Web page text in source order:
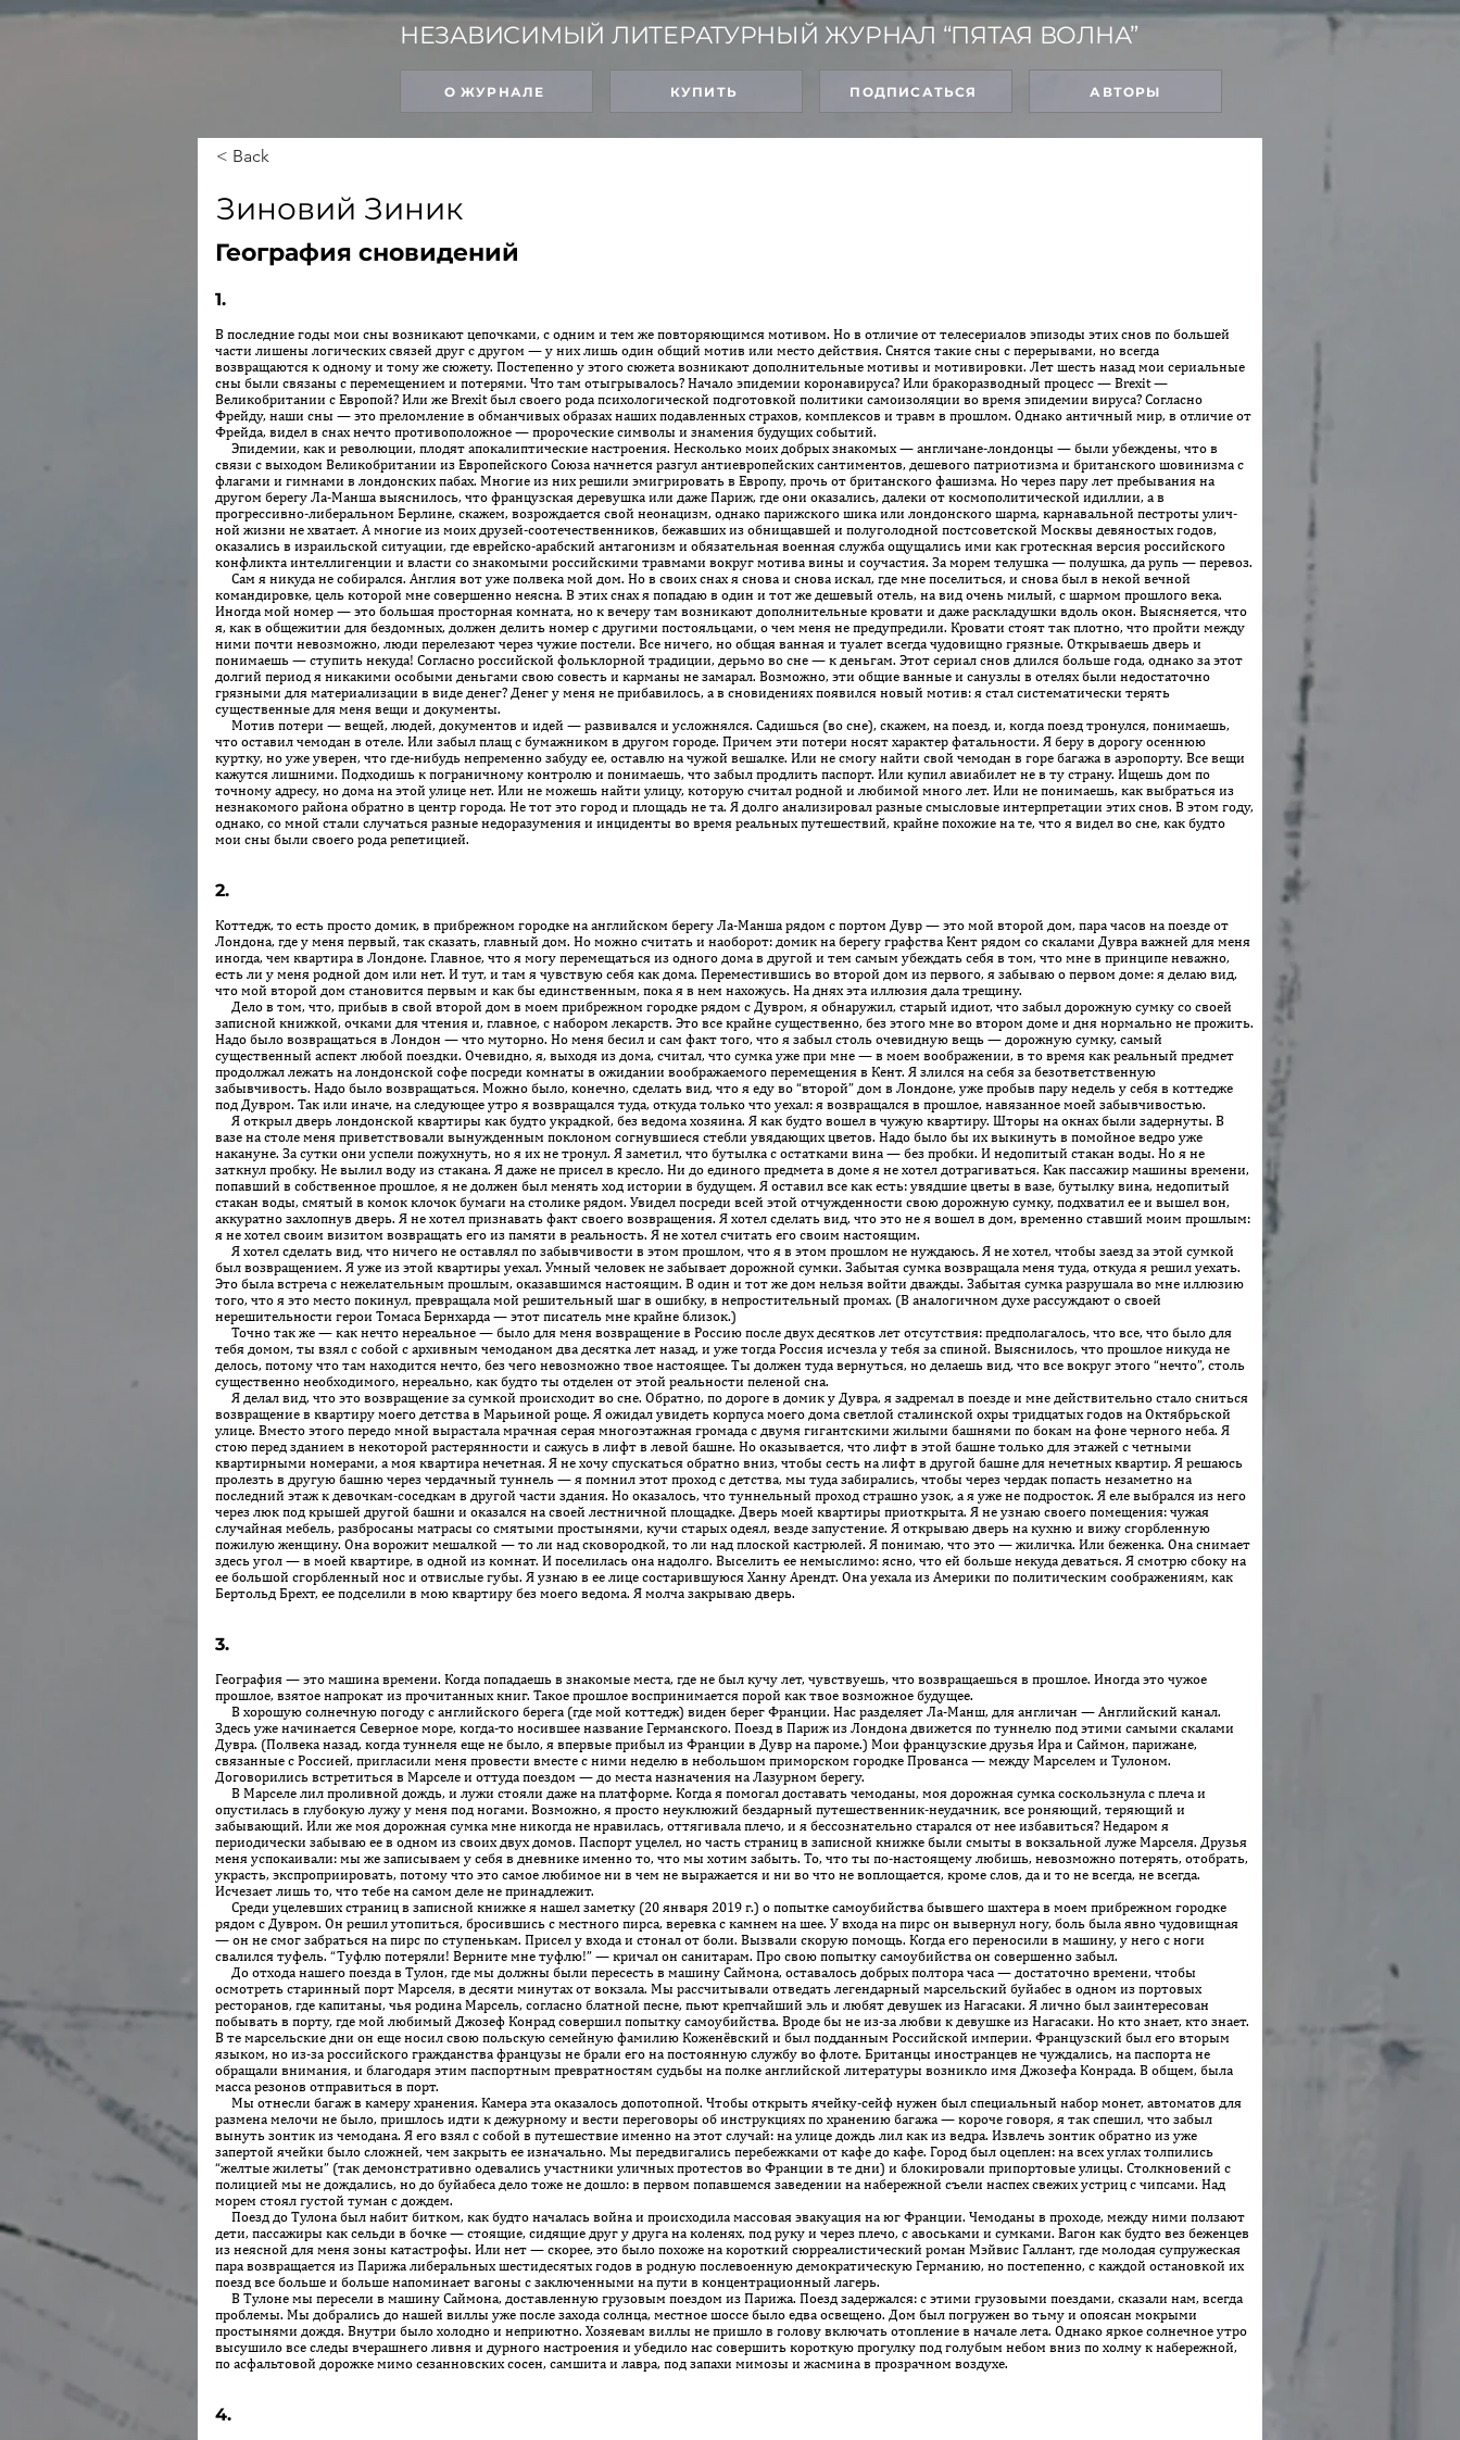
НЕЗАВИСИМЫЙ ЛИТЕРАТУРНЫЙ ЖУРНАЛ “ПЯТАЯ ВОЛНА”
О ЖУРНАЛЕ АВТОРЫ
ПОДПИСАТЬСЯ
КУПИТЬ
< Back
Зиновий Зиник
География сновидений
1.
В последние годы мои сны возникают цепочками, с одним и тем же повторяющимся мотивом. Но в отличие от телесериалов эпизоды этих снов по большей
части лишены логических связей друг с дру­гом — у них лишь один общий мотив или место действия. Снятся такие сны с перерывами, но всегда
возвращаются к одному и тому же сюжету. Постепенно у этого сюжета возникают дополнительные мотивы и мотивировки. Лет шесть назад мои сериальные
сны были связаны с перемещением и потерями. Что там отыгрывалось? Начало эпидемии коронавируса? Или бракоразводный процесс — Brexit —
Великобритании с Европой? Или же Brexit был своего рода психологической подготовкой политики самоизоляции во время эпидемии вируса? Согласно
Фрейду, наши сны — это преломление в обманчивых образах нашиx подавленных страхов, комплексов и травм в прошлом. Однако античный мир, в отличие от
Фрейда, видел в снах нечто противоположное — пророческие символы и знамения будущих событий.
Эпидемии, как и революции, плодят апокалиптические на­строения. Несколько моих добрых знакомых — англичане-лондон­цы — были убеждены, что в
связи с выходом Великобритании из Ев­ро­пейского Союза начнется разгул антиевропейских сантиментов, дешевого патриотизма и британского шовинизма с
флагами и гимнами в лондонских пабах. Многие из них решили эмигрировать в Европу, прочь от британского фашизма. Но через пару лет пребывания на
другом берегу Ла-Манша выяснилось, что фран­цузская деревушка или даже Париж, где они оказались, далеки от космополитической идиллии, а в
прогрессивно-либеральном Берлине, скажем, возрождается свой неонацизм, однако париж­ского шика или лондонского шарма, карнавальной пестроты улич­
ной жизни не хватает. А многие из моих друзей-соотечественников, бежавших из обнищавшей и полуголодной постсоветской Москвы девяностых годов,
оказались в израильской ситуации, где еврейско-арабский антагонизм и обязательная военная служба ощущались ими как гротескная версия российского
конфликта интеллигенции и власти со знакомыми российскими травмами вокруг мотива вины и соучастия. За морем телушка — полушка, да рупь — перевоз.
Сам я никуда не собирался. Англия вот уже полвека мой дом. Но в своих снах я снова и снова искал, где мне поселиться, и снова был в некой вечной
командировке, цель которой мне совершен­но неясна. В этих снах я попадаю в один и тот же дешевый отель, на вид очень милый, с шармом прошлого века.
Иногда мой номер — это большая просторная комната, но к вечеру там возникают дополнительные кровати и даже раскладушки вдоль окон. Выясняется, что
я, как в общежитии для бездомных, должен делить номер с другими постояльцами, о чем меня не предупредили. Кровати стоят так плотно, что пройти между
ними почти невозможно, люди перелезают через чужие постели. Все ничего, но общая ванная и туалет всегда чудовищно грязные. Открываешь дверь и
понимаешь — ступить некуда! Согласно российской фольклорной традиции, дерьмо во сне — к деньгам. Этот сериал снов длился больше года, однако за этот
долгий период я никакими особыми деньгами свою совесть и карманы не замарал. Возможно, эти общие ванные и санузлы в отелях были недостаточно
грязными для материализации в виде денег? Денег у меня не прибавилось, а в сновидениях появился новый мотив: я стал систематически терять
существенные для меня вещи и документы.
Мотив потери — вещей, людей, документов и идей — развивался и усложнялся. Садишься (во сне), скажем, на поезд, и, когда поезд тронулся, понимаешь,
что оставил чемодан в отеле. Или забыл плащ с бумажником в другом городе. Причем эти потери носят характер фатальности. Я беру в дорогу осеннюю
куртку, но уже уверен, что где-нибудь непременно забуду ее, оставлю на чужой вешалке. Или не смогу найти свой чемодан в горе багажа в аэропорту. Все вещи
кажутся лишними. Подходишь к пограничному контролю и понимаешь, что забыл продлить паспорт. Или купил авиабилет не в ту страну. Ищешь дом по
точному адресу, но дома на этой улице нет. Или не можешь найти улицу, которую считал родной и любимой много лет. Или не понимаешь, как выбраться из
незнакомого района обратно в центр города. Не тот это город и площадь не та. Я долго анализировал разные смысловые интерпретации этих снов. В этом году,
однако, со мной стали случаться разные недоразумения и инциденты во время реальных путешествий, крайне похожие на те, что я видел во сне, как будто
мои сны были своего рода репетицией.
2.
Коттедж, то есть просто домик, в прибрежном городке на английском берегу Ла-Манша рядом с портом Дувр — это мой второй дом, пара часов на поезде от
Лондона, где у меня первый, так сказать, главный дом. Но можно считать и наоборот: домик на берегу графства Кент рядом со скалами Дувра важней для меня
иногда, чем квартира в Лондоне. Главное, что я могу перемещаться из одного дома в другой и тем самым убеждать себя в том, что мне в принципе неважно,
есть ли у меня родной дом или нет. И тут, и там я чувствую себя как дома. Переместившись во второй дом из первого, я забываю о первом доме: я делаю вид,
что мой второй дом становится первым и как бы единственным, пока я в нем нахожусь. На днях эта иллюзия дала трещину.
Дело в том, что, прибыв в свой второй дом в моем прибрежном городке рядом с Дувром, я обнаружил, старый идиот, что забыл дорожную сумку со своей
записной книжкой, очками для чтения и, главное, с набором лекарств. Это все крайне существенно, без этого мне во втором доме и дня нормально не прожить.
Надо было возвращаться в Лондон — что муторно. Но меня бесил и сам факт того, что я забыл столь очевидную вещь — дорожную сумку, самый
существенный аспект любой поездки. Очевидно, я, выходя из дома, считал, что сумка уже при мне — в моем воображении, в то время как реальный предмет
продолжал лежать на лондонской софе посреди комнаты в ожидании воображаемого перемещения в Кент. Я злился на себя за безответственную
забывчивость. Надо было возвращаться. Можно было, конечно, сделать вид, что я еду во “второй” дом в Лондоне, уже пробыв пару недель у себя в коттедже
под Дувром. Так или иначе, на следующее утро я возвращался туда, откуда только что уехал: я возвращался в прошлое, навязанное моей забывчивостью.
Я открыл дверь лондонской квартиры как будто украдкой, без ведома хозяина. Я как будто вошел в чужую квартиру. Шторы на окнах были задернуты. В
вазе на столе меня приветствовали вынужденным поклоном согнувшиеся стебли увядающих цветов. Надо было бы их выкинуть в помойное ведро уже
накануне. За сутки они успели пожухнуть, но я их не тронул. Я заметил, что бутылка с остатками вина — без пробки. И недопитый стакан воды. Но я не
заткнул пробку. Не вылил воду из стакана. Я даже не присел в крес­ло. Ни до единого предмета в доме я не хотел дотрагиваться. Как пассажир машины времени,
попавший в собственное прошлое, я не должен был менять ход истории в будущем. Я оставил все как есть: увядшие цветы в вазе, бутылку вина, недопитый
стакан воды, смятый в комок клочок бумаги на столике рядом. Увидел посреди всей этой отчужденности свою дорожную сумку, подхватил ее и вышел вон,
аккуратно захлопнув дверь. Я не хотел признавать факт своего возвращения. Я хотел сделать вид, что это не я вошел в дом, временно ставший моим прошлым:
я не хотел своим визитом возвращать его из памяти в реальность. Я не хотел считать его своим настоящим.
Я хотел сделать вид, что ничего не оставлял по забывчивости в этом прошлом, что я в этом прошлом не нуждаюсь. Я не хотел, чтобы заезд за этой сумкой
был возвращением. Я уже из этой квартиры уехал. Умный человек не забывает дорожной сумки. Забытая сумка возвращала меня туда, откуда я решил уехать.
Это была встреча с нежелательным прошлым, оказавшимся настоящим. В один и тот же дом нельзя войти дважды. Забытая сумка разрушала во мне иллюзию
того, что я это место покинул, превращала мой решительный шаг в ошибку, в непростительный промах. (В аналогичном духе рассуждают о своей
нерешительности герои То­маса Бернхарда — этот писатель мне крайне близок.)
Точно так же — как нечто нереальное — было для меня возвращение в Россию после двух десятков лет отсутствия: предполагалось, что все, что было для
тебя домом, ты взял с собой с архивным чемоданом два десятка лет назад, и уже тогда Россия исчезла у тебя за спиной. Выяснилось, что прошлое никуда не
делось, потому что там находится нечто, без чего невозможно твое настоящее. Ты должен туда вернуться, но делаешь вид, что все вокруг этого “нечто”, столь
существенно необходимого, нереально, как будто ты отделен от этой реальности пеленой сна.
Я делал вид, что это возвращение за сумкой происходит во сне. Обратно, по дороге в домик у Дувра, я задремал в поезде и мне действительно стало сниться
возвращение в квартиру моего детства в Марьиной роще. Я ожидал увидеть корпуса моего дома светлой сталинской охры тридцатых годов на Октябрьской
улице. Вместо этого передо мной вырастала мрачная серая многоэтажная громада с двумя гигантскими жилыми башнями по бокам на фоне черного неба. Я
стою перед зданием в некоторой растерянности и сажусь в лифт в левой башне. Но оказывается, что лифт в этой башне только для этажей с четными
квартирными номерами, а моя квартира нечетная. Я не хочу спускаться обратно вниз, чтобы сесть на лифт в другой башне для нечетных квартир. Я решаюсь
пролезть в другую башню через чердачный туннель — я помнил этот проход с детства, мы туда забирались, чтобы через чердак попасть незаметно на
последний этаж к девочкам-соседкам в другой части здания. Но оказалось, что туннельный проход страшно узок, а я уже не подросток. Я еле выбрался из него
через люк под крышей другой башни и оказался на своей лестничной площадке. Дверь моей квартиры приоткрыта. Я не узнаю своего помещения: чужая
случайная мебель, разбросаны матрасы со смятыми про­сты­нями, кучи старых одеял, везде запустение. Я открываю дверь на кухню и вижу сгорбленную
пожилую женщину. Она ворожит мешалкой — то ли над сковородкой, то ли над плоской кастрюлей. Я понимаю, что это — жиличка. Или беженка. Она снимает
здесь угол — в моей квартире, в одной из комнат. И поселилась она надолго. Выселить ее немыслимо: ясно, что ей больше некуда деваться. Я смотрю сбоку на
ее большой сгорбленный нос и отвислые губы. Я узнаю в ее лице состарившуюся Ханну Арендт. Она уеха­ла из Америки по политическим соображениям, как
Бертольд Брехт, ее подселили в мою квартиру без моего ведома. Я молча закрываю дверь.
3.
География — это машина времени. Когда попадаешь в знакомые места, где не был кучу лет, чувствуешь, что возвращаешься в про­шлое. Иногда это чужое
прошлое, взятое напрокат из прочитанных книг. Такое прошлое воспринимается порой как твое возможное будущее.
В хорошую солнечную погоду с английского берега (где мой коттедж) виден берег Франции. Нас разделяет Ла-Манш, для англичан — Английский канал.
Здесь уже начинается Северное море, когда-то носившее название Германского. Поезд в Париж из Лондона движется по туннелю под этими самыми скалами
Дувра. (Полвека назад, когда туннеля еще не было, я впервые прибыл из Франции в Дувр на пароме.) Мои французские друзья Ира и Саймон, парижане,
связанные с Россией, пригласили меня провести вместе с ними неделю в небольшом приморском городке Прованса — между Марселем и Тулоном.
Договорились встретиться в Марселе и оттуда поездом — до места назначения на Лазурном берегу.
В Марселе лил проливной дождь, и лужи стояли даже на платформе. Когда я помогал доставать чемоданы, моя дорожная сумка соскользнула с плеча и
опустилась в глубокую лужу у меня под ногами. Возможно, я просто неуклюжий бездарный путешественник-неудачник, все роняющий, теряющий и
забывающий. Или же моя дорожная сумка мне никогда не нравилась, оттягивала плечо, и я бессознательно старался от нее избавиться? Недаром я
периодически забываю ее в одном из своих двух домов. Паспорт уцелел, но часть страниц в записной книжке были смыты в вокзальной луже Марселя. Друзья
меня успокаивали: мы же записываем у себя в дневнике именно то, что мы хотим забыть. То, что ты по-настоящему любишь, невозможно потерять, отобрать,
украсть, экспроприировать, потому что это самое любимое ни в чем не выражается и ни во что не воплощается, кроме слов, да и то не всегда, не всегда.
Исчезает лишь то, что тебе на самом деле не принадлежит.
Среди уцелевших страниц в записной книжке я нашел заметку (20 января 2019 г.) о попытке самоубийства бывшего шахтера в моем прибрежном городке
рядом с Дувром. Он решил утопиться, бросившись с местного пирса, веревка с камнем на шее. У входа на пирс он вывернул ногу, боль была явно чудовищная
— он не смог забраться на пирс по ступенькам. Присел у входа и стонал от боли. Вызвали скорую помощь. Когда его переносили в машину, у него с ноги
свалился туфель. “Туфлю потеряли! Верните мне туфлю!” — кричал он санитарам. Про свою попытку самоубийства он совершенно забыл.
До отхода нашего поезда в Тулон, где мы должны были пересесть в машину Саймона, оставалось добрых полтора часа — достаточно времени, чтобы
осмотреть старинный порт Марселя, в десяти минутах от вокзала. Мы рассчитывали отведать легендар­ный марсельский буйабес в одном из портовых
ресторанов, где ка­питаны, чья родина Марсель, согласно блатной песне, пьют креп­чайший эль и любят девушек из Нагасаки. Я лично был заинтересован
побывать в порту, где мой любимый Джозеф Конрад совершил попытку самоубийства. Вроде бы не из-за любви к девушке из Нагасаки. Но кто знает, кто знает.
В те марсельские дни он еще носил свою польскую семейную фамилию Коженёвский и был подданным Российской империи. Французский был его вторым
языком, но из-за российского гражданства французы не брали его на постоянную службу во флоте. Британцы иностранцев не чуждались, на паспорта не
обращали внимания, и благодаря этим паспортным превратностям судьбы на полке английской литературы возникло имя Джозефа Конрада. В общем, была
масса резонов отправиться в порт.
Мы отнесли багаж в камеру хранения. Камера эта оказалось допотопной. Чтобы открыть ячейку-сейф нужен был специальный набор монет, автоматов для
размена мелочи не было, пришлось идти к дежурному и вести переговоры об инструкциях по хранению багажа — короче говоря, я так спешил, что забыл
вынуть зонтик из чемодана. Я его взял с собой в путешествие именно на этот случай: на улице дождь лил как из ведра. Извлечь зонтик обратно из уже
запертой ячейки было сложней, чем закрыть ее изначально. Мы передвигались перебежками от кафе до кафе. Город был оцеп­лен: на всех углах толпились
“желтые жилеты” (так демонстративно одевались участники уличных протестов во Франции в те дни) и блокировали припортовые улицы. Столкновений с
полицией мы не дождались, но до буйабеса дело тоже не дошло: в первом попавшемся заведении на набережной съели наспех свежих устриц с чипсами. Над
морем стоял густой туман с дождем.
Поезд до Тулона был набит битком, как будто началась война и происходила массовая эвакуация на юг Франции. Чемоданы в проходе, между ними ползают
дети, пассажиры как сельди в бочке — стоящие, сидящие друг у друга на коленях, под руку и через плечо, с авоськами и сумками. Вагон как будто вез беженцев
из неясной для меня зоны катастрофы. Или нет — скорее, это было похоже на короткий сюрреалистический роман Мэйвис Галлант, где молодая супружеская
пара возвращается из Парижа либеральных шестидесятых годов в родную послевоенную демократическую Германию, но постепенно, с каждой остановкой их
поезд все больше и больше напоминает вагоны с заключенными на пути в концентрационный лагерь.
В Тулоне мы пересели в машину Саймона, доставленную грузо­вым поездом из Парижа. Поезд задержался: с этими грузовыми по­ез­дами, сказали нам, всегда
проблемы. Мы добрались до нашей виллы уже после захода солнца, местное шоссе было едва освеще­но. Дом был погружен во тьму и опоясан мокрыми
простынями дождя. Внутри было холодно и неприютно. Хозяевам виллы не при­шло в голову включать отопление в начале лета. Однако яркое солнечное утро
высушило все следы вчерашнего ливня и дурного настроения и убедило нас совершить короткую прогулку под голубым небом вниз по холму к набережной,
по асфальтовой дорожке мимо сезанновских сосен, самшита и лавра, под запахи мимозы и жасмина в прозрачном воздухе.
4.